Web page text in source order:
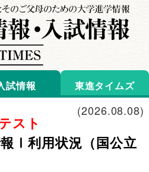
試情報 東進タイムズ
スト
Ⅰ利用状況（国公立
(2026.08.08)